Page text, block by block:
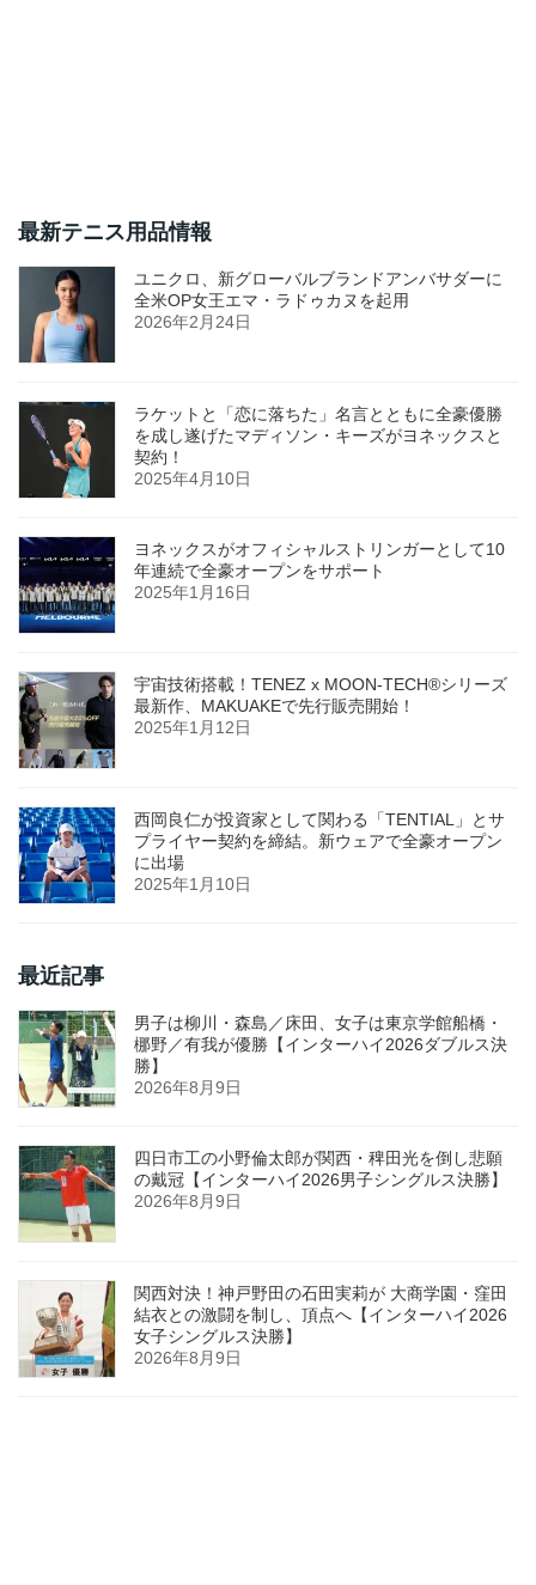
最新テニス用品情報
ユニクロ、新グローバルブランドアンバサダーに
全米OP女王エマ・ラドゥカヌを起用
2026年2月24日
ラケットと「恋に落ちた」名言とともに全豪優勝
を成し遂げたマディソン・キーズがヨネックスと
契約！
2025年4月10日
ヨネックスがオフィシャルストリンガーとして10
年連続で全豪オープンをサポート
2025年1月16日
宇宙技術搭載！TENEZ x MOON-TECH®シリーズ
最新作、MAKUAKEで先行販売開始！
2025年1月12日
西岡良仁が投資家として関わる「TENTIAL」とサ
プライヤー契約を締結。新ウェアで全豪オープン
に出場
2025年1月10日
最近記事
男子は柳川・森島／床田、女子は東京学館船橋・
梛野／有我が優勝【インターハイ2026ダブルス決
勝】
2026年8月9日
四日市工の小野倫太郎が関西・稗田光を倒し悲願
の戴冠【インターハイ2026男子シングルス決勝】
2026年8月9日
関西対決！神戸野田の石田実莉が 大商学園・窪田
結衣との激闘を制し、頂点へ【インターハイ2026
女子シングルス決勝】
2026年8月9日